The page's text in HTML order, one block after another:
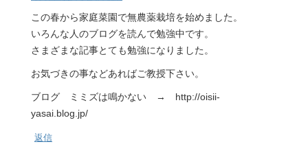
この春から家庭菜園で無農薬栽培を始めました。
いろんな人のブログを読んで勉強中です。
さまざまな記事とても勉強になりました。
お気づきの事などあればご教授下さい。
ブログ ミミズは鳴かない → http://oisii-
yasai.blog.jp/
返信